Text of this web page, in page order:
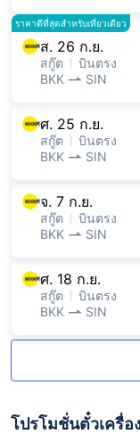
ราคาดีที่สุดสำหรับเที่ยวเดียว
ส. 26 ก.ย.
สกู๊ต
บินตรง
BKK
SIN
ศ. 25 ก.ย.
สกู๊ต
บินตรง
BKK
SIN
จ. 7 ก.ย.
สกู๊ต
บินตรง
BKK
SIN
ศ. 18 ก.ย.
สกู๊ต
บินตรง
BKK
SIN
โปรโมชั่นตั๋วเครื่อ